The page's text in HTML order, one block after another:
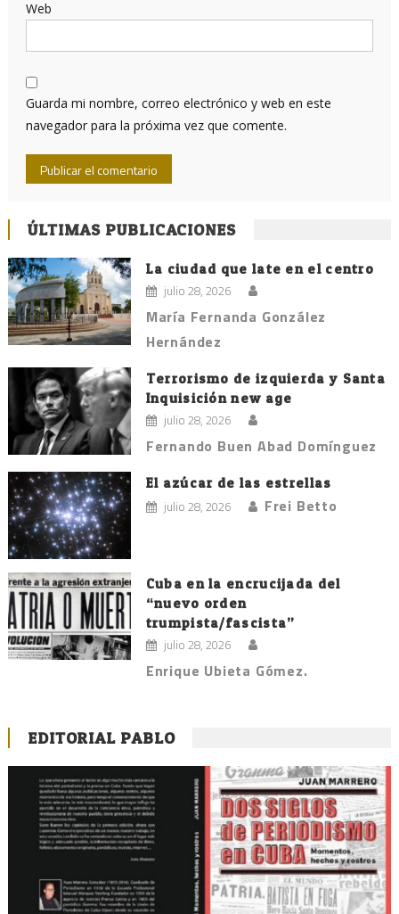
Web
Guarda mi nombre, correo electrónico y web en este
navegador para la próxima vez que comente.
ÚLTIMAS PUBLICACIONES
La ciudad que late en el centro
julio 28, 2026
María Fernanda González
Hernández
Terrorismo de izquierda y Santa
Inquisición new age
julio 28, 2026
Fernando Buen Abad Domínguez
El azúcar de las estrellas
julio 28, 2026 Frei Betto
Cuba en la encrucijada del
“nuevo orden
trumpista/fascista”
julio 28, 2026
Enrique Ubieta Gómez.
EDITORIAL PABLO